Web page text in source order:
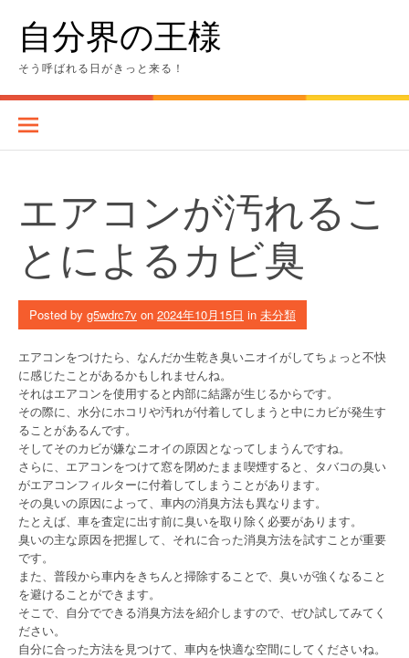
content自分界の王様
そう呼ばれる日がきっと来る！
エアコンが汚れるこ
とによるカビ臭
Posted by g5wdrc7v on 2024年10月15日 in 未分類
エアコンをつけたら、なんだか生乾き臭いニオイがしてちょっと不快
に感じたことがあるかもしれませんね。
それはエアコンを使用すると内部に結露が生じるからです。
その際に、水分にホコリや汚れが付着してしまうと中にカビが発生す
ることがあるんです。
そしてそのカビが嫌なニオイの原因となってしまうんですね。
さらに、エアコンをつけて窓を閉めたまま喫煙すると、タバコの臭い
がエアコンフィルターに付着してしまうことがあります。
その臭いの原因によって、車内の消臭方法も異なります。
たとえば、車を査定に出す前に臭いを取り除く必要があります。
臭いの主な原因を把握して、それに合った消臭方法を試すことが重要
です。
また、普段から車内をきちんと掃除することで、臭いが強くなること
を避けることができます。
そこで、自分でできる消臭方法を紹介しますので、ぜひ試してみてく
ださい。
自分に合った方法を見つけて、車内を快適な空間にしてくださいね。